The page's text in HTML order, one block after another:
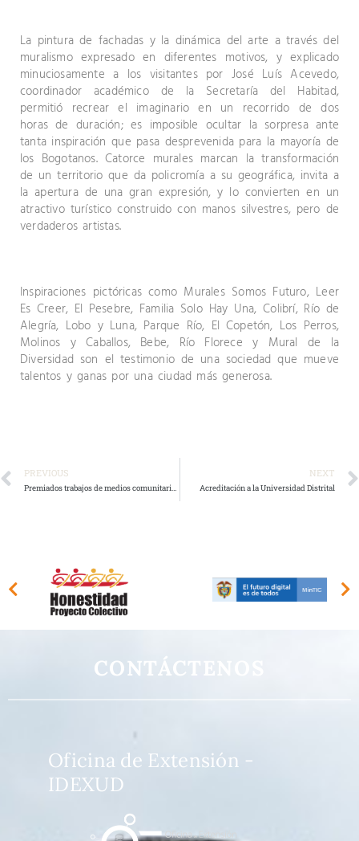
La pintura de fachadas y la dinámica del arte a través del
muralismo expresado en diferentes motivos, y explicado
minuciosamente a los visitantes por José Luís Acevedo,
coordinador académico de la Secretaría del Habitad,
permitió recrear el imaginario en un recorrido de dos
horas de duración; es imposible ocultar la sorpresa ante
tanta inspiración que pasa desprevenida para la mayoría de
los Bogotanos. Catorce murales marcan la transformación
de un territorio que da policromía a su geográfica, invita a
la apertura de una gran expresión, y lo convierten en un
atractivo turístico construido con manos silvestres, pero de
verdaderos artistas.
Inspiraciones pictóricas como Murales Somos Futuro, Leer
Es Creer, El Pesebre, Familia Solo Hay Una, Colibrí, Río de
Alegría, Lobo y Luna, Parque Río, El Copetón, Los Perros,
Molinos y Caballos, Bebe, Río Florece y Mural de la
Diversidad son el testimonio de una sociedad que mueve
talentos y ganas por una ciudad más generosa.
PREVIOUS NEXT
Acreditación a la Universidad Distrital
CONTÁCTENOS
Oficina de Extensión -
IDEXUD